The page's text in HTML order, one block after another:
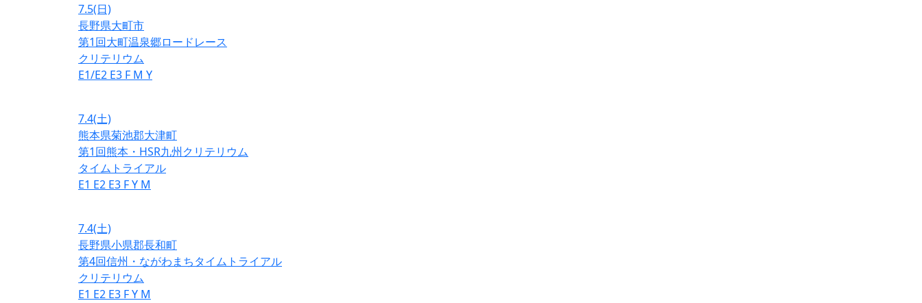
7.5(日)
長野県大町市
第1回大町温泉郷ロードレース
クリテリウム
E1/E2 E3 F M Y
7.4(土)
熊本県菊池郡大津町
第1回熊本・HSR九州クリテリウム
タイムトライアル
E1 E2 E3 FY M
7.4(土)
長野県小県郡長和町
第4回信州・ながわまちタイムトライアル
クリテリウム
E1 E2 E3 FY M